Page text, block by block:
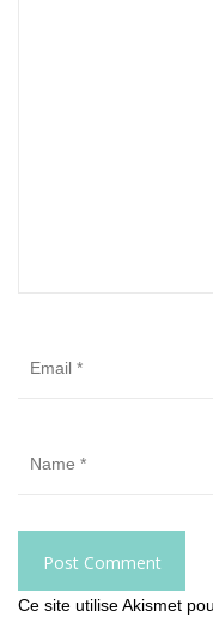
Ce site utilise Akismet